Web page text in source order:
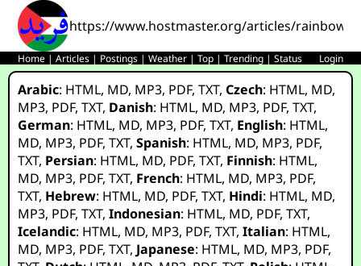
https://www.hostmaster.org/articles/
Home |Articles | Postings |Weather |Top |Trending |Status Login
Arabic: HTML, MD, MP3, PDF,TXT,Czech: HTML, MD,
MP3, PDF,TXT, Danish: HTML, MD, MP3, PDF,TXT,
German: HTML, MD, MP3, PDF,TXT, English: HTML,
MD, MP3, PDF,TXT,Spanish: HTML, MD, MP3, PDF,
TXT, Persian: HTML, MD, PDF,TXT, Finnish: HTML,
MD, MP3, PDF,TXT, French: HTML, MD, MP3, PDF,
TXT, Hebrew: HTML, MD, PDF,TXT, Hindi: HTML, MD,
MP3, PDF,TXT,Indonesian: HTML, MD, PDF,TXT,
Icelandic: HTML, MD, MP3, PDF,TXT,Italian: HTML,
MD, MP3, PDF,TXT, Japanese: HTML, MD, MP3, PDF,